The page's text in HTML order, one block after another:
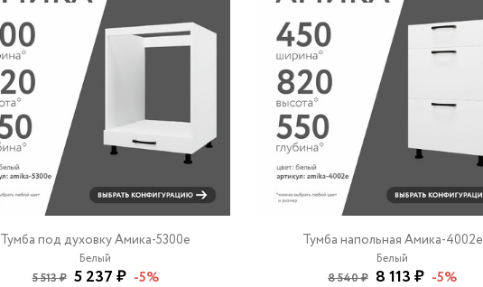
Тумба под духовку Амика-5300e
Белый
5 513 ₽ 5 237 ₽ -5%
Тумба напольная Амика-4002e
Белый
8 540 ₽ 8 113 ₽ -5%